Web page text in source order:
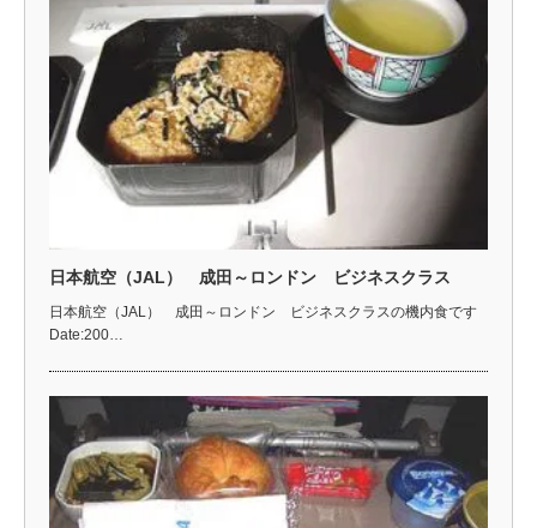
日本航空（JAL） 成田～ロンドン ビジネスクラス
日本航空（JAL） 成田～ロンドン ビジネスクラスの機内食です
Date:200…